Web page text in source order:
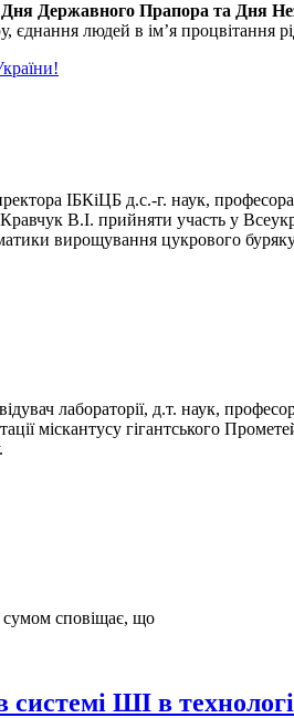
Дня Державного Прапора та Дня
єднання людей в ім’я процвітання
ІБКіЦБ д.с.-г. наук,
В.І. прийняти участь у
вирощування цукрового
лабораторії, д.т. наук,
міскантусу гігантського
сумом сповіщає, що
ШІ в